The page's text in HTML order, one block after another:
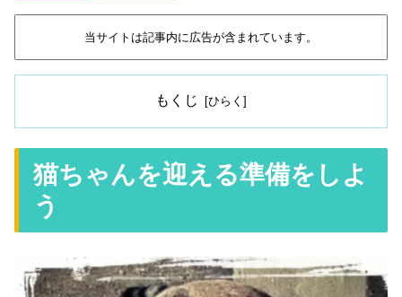
当サイトは記事内に広告が含まれています。
もくじ
猫ちゃんを迎える準備をしよ
う